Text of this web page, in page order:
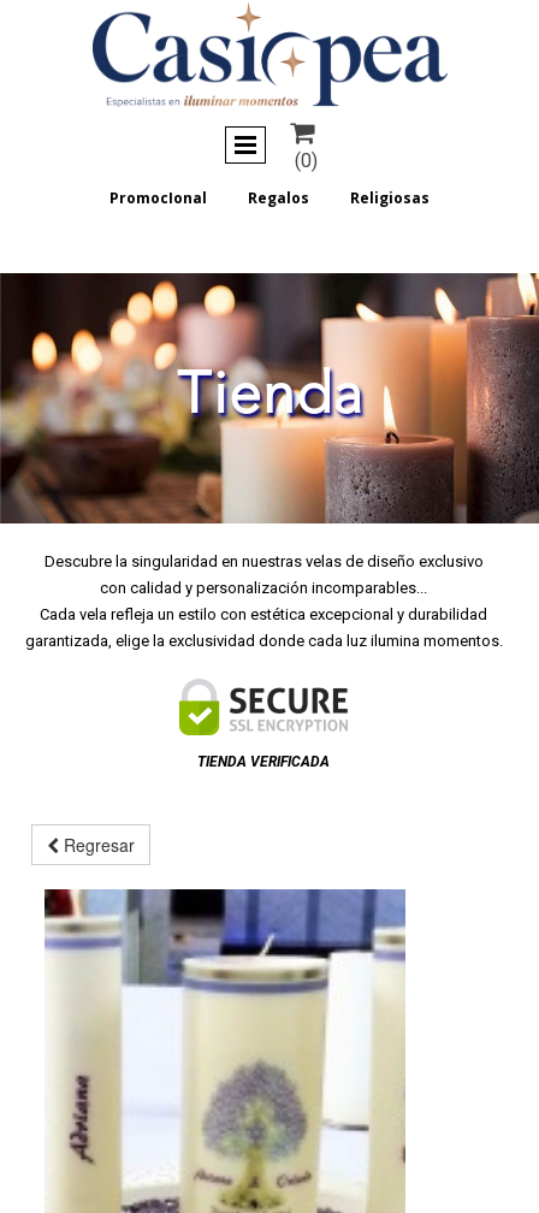

(0)
PromocIonal Regalos Religiosas
Tienda
Descubre la singularidad en nuestras velas de diseño exclusivo
con calidad y personalización incomparables...
Cada vela refleja un estilo con estética excepcional y durabilidad
garantizada, elige la exclusividad donde cada luz ilumina momentos.
TIENDA VERIFICADA
Regresar